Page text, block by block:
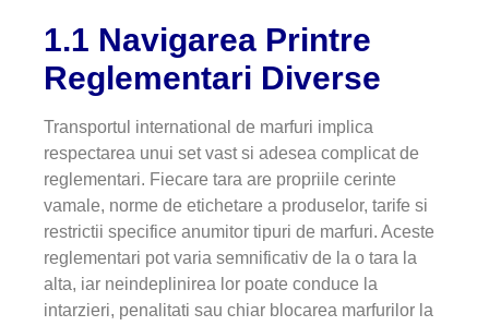
1.1 Navigarea Printre
Reglementari Diverse
Transportul international de marfuri implica
respectarea unui set vast si adesea complicat de
reglementari. Fiecare tara are propriile cerinte
vamale, norme de etichetare a produselor, tarife si
restrictii specifice anumitor tipuri de marfuri. Aceste
reglementari pot varia semnificativ de la o tara la
alta, iar neindeplinirea lor poate conduce la
intarzieri, penalitati sau chiar blocarea marfurilor la